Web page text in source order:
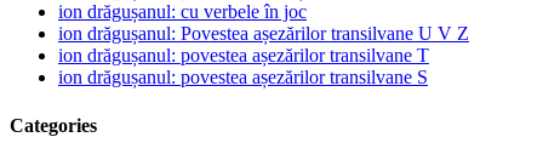
ion drăgușanul: cu verbele în joc
ion drăgușanul: Povestea așezărilor transilvane U V Z
ion drăgușanul: povestea așezărilor transilvane T
ion drăgușanul: povestea așezărilor transilvane S
Categories